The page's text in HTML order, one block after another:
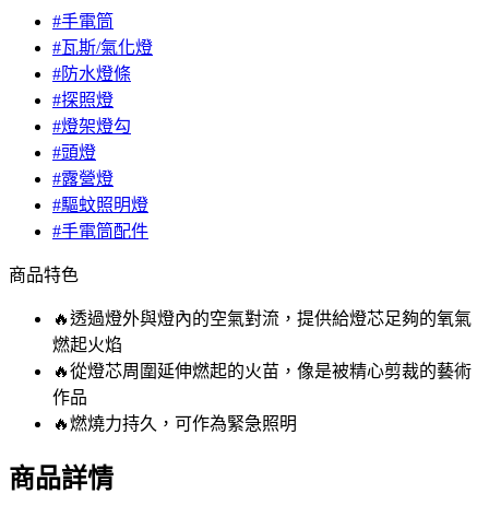
#手電筒
#瓦斯/氣化燈
#防水燈條
#探照燈
#燈架燈勾
#頭燈
#露營燈
#驅蚊照明燈
#手電筒配件
商品特色
🔥透過燈外與燈內的空氣對流，提供給燈芯足夠的氧氣
燃起火焰
🔥從燈芯周圍延伸燃起的火苗，像是被精心剪裁的藝術
作品
🔥燃燒力持久，可作為緊急照明
商品詳情